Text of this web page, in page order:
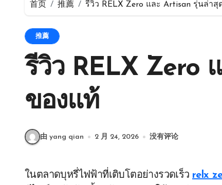
首页 推薦 รีวิว RELX Zero และ Artisan รุ่นล่าสุ
推薦
รีวิว RELX Zero
ของแท้
由 yang qian 2 月 24, 2026 没有评论
ในตลาดบุหรี่ไฟฟ้าที่เติบโตอย่างรวดเร็ว relx